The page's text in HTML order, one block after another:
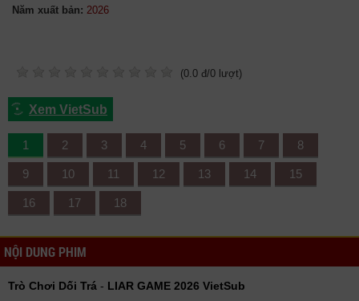
Năm xuất bản:
(0.0 đ/0 lượt)
Xem VietSub
1 2 3 4 5 6 7 8
9 10 11 12 13 14 15
16 17 18
NỘI DUNG PHIM
Trò Chơi Dối Trá - LIAR GAME 2026 VietSub